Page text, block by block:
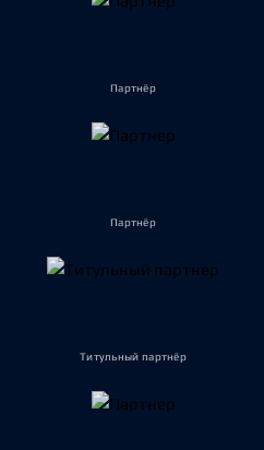
Партнёр
Партнёр
Титульный партнёр